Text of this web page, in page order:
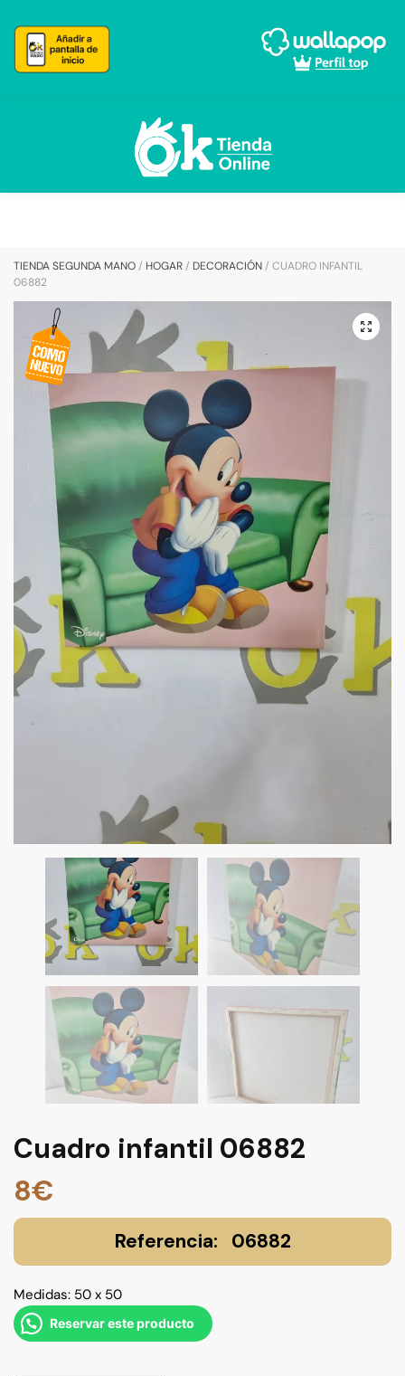
navigation
content
TIENDA SEGUNDA MANO/ HOGAR/ DECORACIÓN/ CUADRO INFANTIL
06882
Cuadro infantil 06882
8€
06882
Medidas: 50 x 50
Reservar este producto